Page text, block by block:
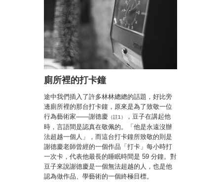
廁所裡的打卡鐘
途中我們插入了許多林林總總的話題，好比旁
邊廁所裡的那台打卡鐘，原來是為了致敬一位
行為藝術家——謝德慶 （註1）
，豆子在講起他
時，言語間是認真在敬佩的。「他是永遠沒辦
法超越一個人」，而這台打卡鐘所致敬的則是
謝德慶老師曾經的一個作品「打卡」每小時打
一次卡，代表他最長的睡眠時間是 59 分鐘。對
豆子來說謝德慶是一個無法超越的人，也是他
認為做作品、學藝術的一個終極目標。